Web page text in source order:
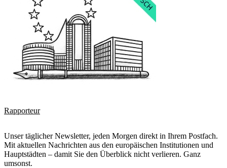
Rapporteur
Unser täglicher Newsletter, jeden Morgen direkt in Ihrem Postfach.
Mit aktuellen Nachrichten aus den europäischen Institutionen und
Hauptstädten – damit Sie den Überblick nicht verlieren. Ganz
umsonst.